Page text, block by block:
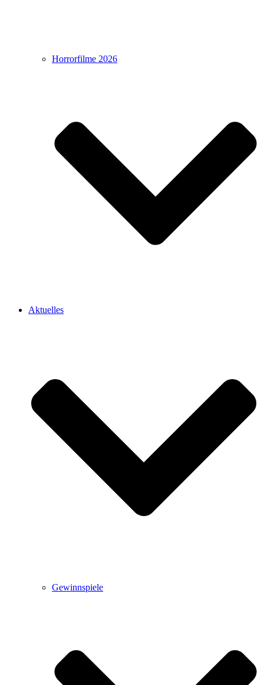
Horrorfilme 2026
Aktuelles
Gewinnspiele